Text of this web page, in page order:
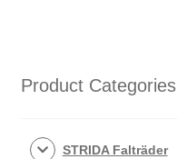
Product Categories
STRIDA Falträder